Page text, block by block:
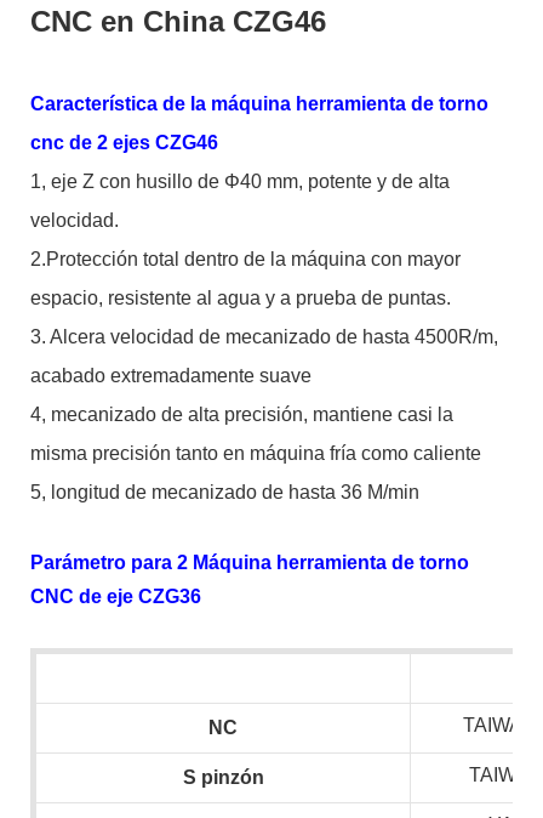
CNC en China CZG46
Característica de la máquina herramienta de torno
cnc de 2 ejes CZG46
1, eje Z con husillo de Φ40 mm, potente y de alta
velocidad.
2.Protección total dentro de la máquina con mayor
espacio, resistente al agua y a prueba de puntas.
3. Alcera velocidad de mecanizado de hasta 4500R/m,
acabado extremadamente suave
4, mecanizado de alta precisión, mantiene casi la
misma precisión tanto en máquina fría como caliente
5, longitud de mecanizado de hasta 36 M/min
Parámetro para 2 Máquina herramienta de torno
CNC de eje CZG36
NC TAIWAN
S pinzón